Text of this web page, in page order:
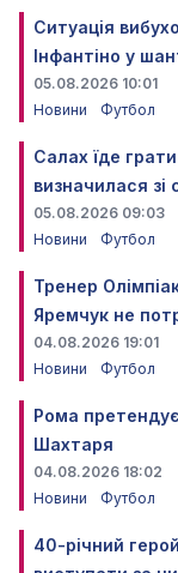
Ситуація
Інфантіно у
05.08.2026 10:01
Новини
Футбол
Салах їде
визначилася зі
05.08.2026 09:03
Новини
Футбол
Тренер
Яремчук не
04.08.2026 19:01
Новини
Футбол
Рома
Шахтаря
04.08.2026 18:02
Новини
Футбол
40-річний